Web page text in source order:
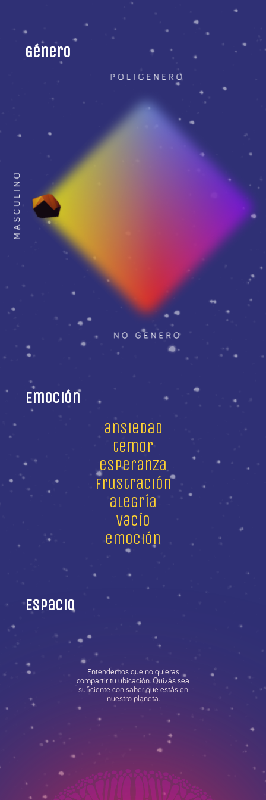
Género
Emoción
ansiedad
temor
esperanza
frustración
alegría
vacío
emoción
Espacio
Entendemos que no quieras
compartir tu ubicación. Quizás sea
suficiente con saber que estás en
nuestro planeta.